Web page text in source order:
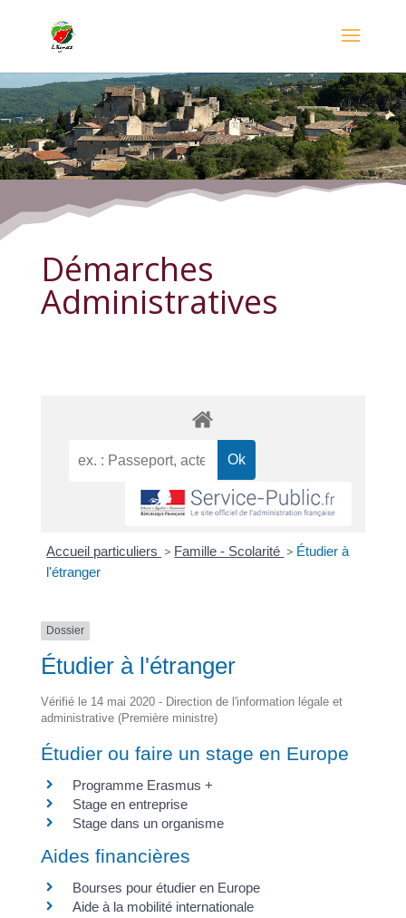
Démarches Administratives
Démarches
Administratives
Accueil particuliers > Famille - Scolarité > Étudier à
l'étranger
Dossier
Étudier à l'étranger
Vérifié le 14 mai 2020 - Direction de l'information légale et
administrative (Première ministre)
Étudier ou faire un stage en Europe
Programme Erasmus +
Stage en entreprise
Stage dans un organisme
Aides financières
Bourses pour étudier en Europe
Aide à la mobilité internationale